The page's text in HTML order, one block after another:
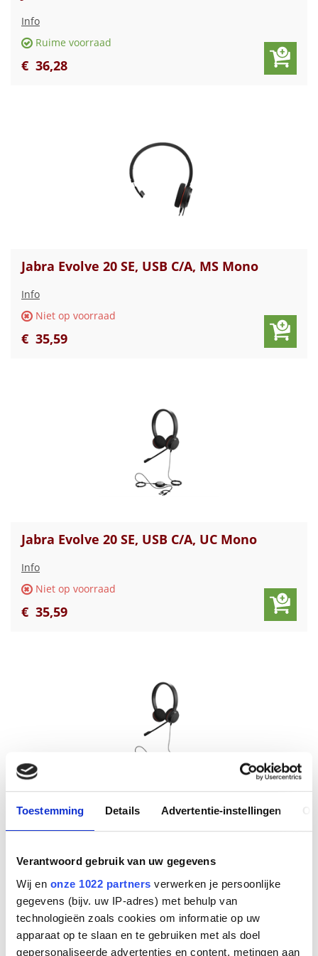
Toestemming Details Advertentie-instellingen
Verantwoord gebruik van uw gegevens
Wij en onze 1022 partners verwerken je persoonlijke
gegevens (bijv. uw IP-adres) met behulp van
technologieën zoals cookies om informatie op uw
apparaat op te slaan en te gebruiken met als doel
gepersonaliseerde advertenties en content, metingen aan
Info
Ruime voorraad
€ 36,28
Jabra Evolve 20 SE, USB C/A, MS Mono
Info
Niet op voorraad
€ 35,59
Jabra Evolve 20 SE, USB C/A, UC Mono
Info
Niet op voorraad
€ 35,59
Jabra Evolve 20, USB C/A, UC Stereo
Niet op voorraad
€ 36 ,28